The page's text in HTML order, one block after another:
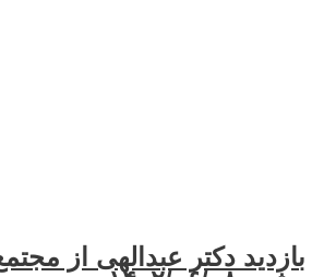
دکتر عبدالهی از مجتمع آدینه